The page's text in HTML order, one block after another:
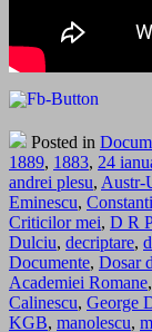
Posted in
1889, 1883, 24
andrei plesu, Austr-
Eminescu,
Criticilor mei, D R
Dulciu, decriptare,
Documente, Dosar
Academiei Romane,
Calinescu, George
KGB, manolescu,